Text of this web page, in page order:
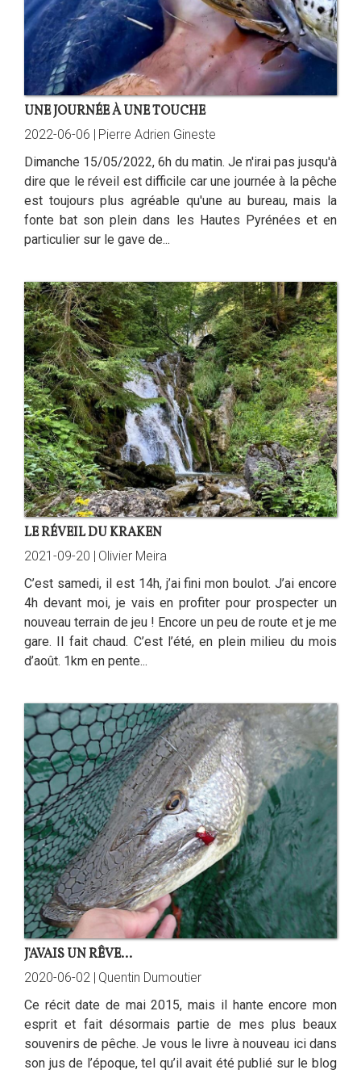
UNE JOURNÉE À UNE TOUCHE
2022-06-06 | Pierre Adrien Gineste
Dimanche 15/05/2022, 6h du matin. Je n'irai pas jusqu'à
dire que le réveil est difficile car une journée à la pêche
est toujours plus agréable qu'une au bureau, mais la
fonte bat son plein dans les Hautes Pyrénées et en
particulier sur le gave de...
LE RÉVEIL DU KRAKEN
2021-09-20 | Olivier Meira
C’est samedi, il est 14h, j’ai fini mon boulot. J’ai encore
4h devant moi, je vais en profiter pour prospecter un
nouveau terrain de jeu ! Encore un peu de route et je me
gare. Il fait chaud. C’est l’été, en plein milieu du mois
d’août. 1km en pente...
J'AVAIS UN RÊVE...
2020-06-02 | Quentin Dumoutier
Ce récit date de mai 2015, mais il hante encore mon
esprit et fait désormais partie de mes plus beaux
souvenirs de pêche. Je vous le livre à nouveau ici dans
son jus de l’époque, tel qu’il avait été publié sur le blog